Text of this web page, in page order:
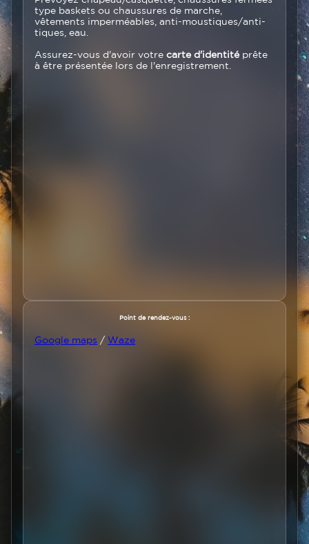
type baskets ou chaussures de marche,
vêtements imperméables, anti-moustiques/anti-
tiques, eau.
Assurez-vous d'avoir votre carte d'identitéprête
à être présentée lors de l'enregistrement.
Point de rendez-vous :
Google maps / Waze